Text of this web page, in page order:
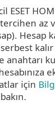
ESET
az
Hesap
için
bakın.